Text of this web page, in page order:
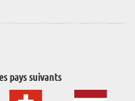
pays suivants